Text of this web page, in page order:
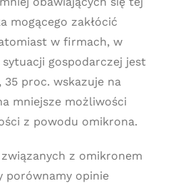
mogącego zakłócić
w firmach, w
gospodarczej jest
proc. wskazuje na
mniejsze możliwości
z powodu omikrona.
z omikronem
porównamy opinie